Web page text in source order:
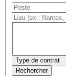
Type de contrat
Rechercher